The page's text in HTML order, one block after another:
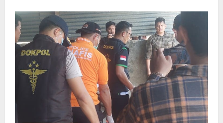
Biringkanaya
Bekali
Mahasiswa
UIM
Teknik
Komunikasi
Pelayanan
Penerimaan
Aduan
Warga